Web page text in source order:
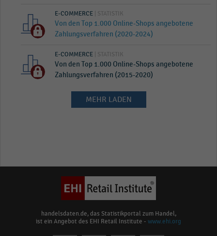
E-COMMERCE | STATISTIK
Von den Top 1.000 Online-Shops angebotene
Zahlungsverfahren (2020-2024)
E-COMMERCE | STATISTIK
Von den Top 1.000 Online-Shops angebotene
Zahlungsverfahren (2015-2020)
MEHR LADEN
handelsdaten.de, das Statistikportal zum Handel,
ist ein Angebot des EHI Retail Institute - www.ehi.org